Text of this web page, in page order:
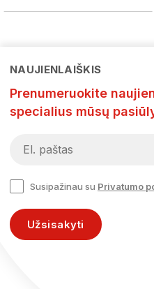
NAUJIENLAIŠKIS
Prenumeruokite
specialius mūsų
Susipažinau su Privatumo
Užsisakyti